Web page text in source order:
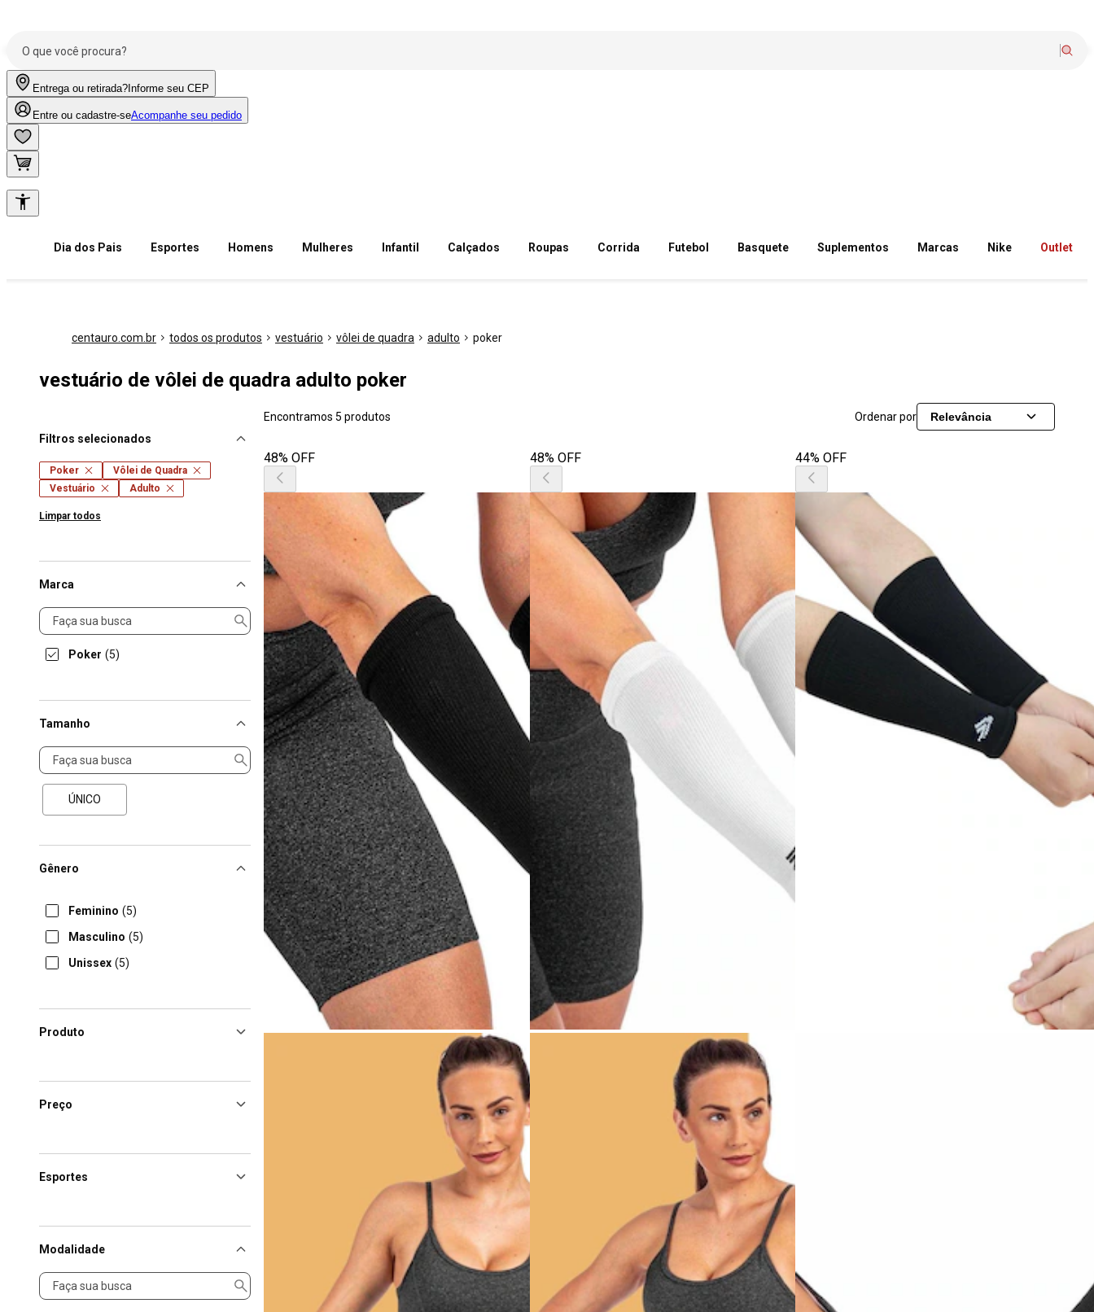
Entrega ou retirada? Informe seu CEP
Entre ou cadastre-seAcompanhe seu pedido
Dia dos Pais Esportes Homens Mulheres Infantil Calçados Roupas Corrida Futebol Basquete Suplementos Marcas Nike Outlet
centauro.com.br todos os produtos vestuário vôlei de quadra adulto poker
vestuário de vôlei de quadra adulto poker
Filtros selecionados
Poker
Vôlei de Quadra
Vestuário
Adulto
Limpar todos
Marca
Marca
Poker (5)
Tamanho
Tamanho
ÚNICO
Gênero
Feminino (5)
Masculino (5)
Unissex (5)
Produto
Preço
Esportes
Modalidade
Modalidade
Encontramos 5 produtos Ordenar por Relevância
48% OFF 48% OFF 44% OFF